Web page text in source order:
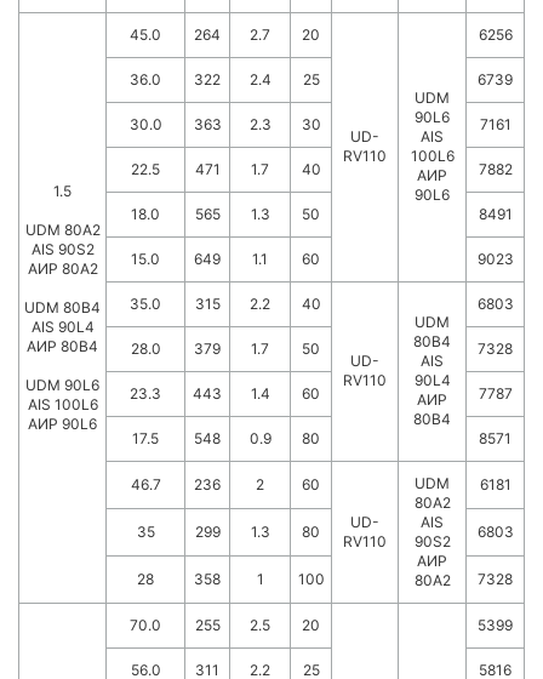
1.5
UDM 80A2
AIS 90S2
АИР 80А2
UDM 80B4
AIS 90L4
АИР 80В4
UDM 90L6
AIS 100L6
АИР 90L6
45.0 264 2.7 20
UD-
RV110
UDM
90L6
AIS
100L6
АИР
90L6
6256
36.0 322 2.4 25 6739
30.0 363 2.3 30 7161
22.5 471 1.7 40 7882
18.0 565 1.3 50 8491
15.0 649 1.1 60 9023
35.0 315 2.2 40
UD-
RV110
UDM
80B4
AIS
90L4
АИР
80В4
6803
28.0 379 1.7 50 7328
23.3 443 1.4 60 7787
17.5 548 0.9 80 8571
46.7 236 2 60
UD-
RV110
UDM
80A2
AIS
90S2
АИР
80А2
6181
35 299 1.3 80 6803
28 358 1 100 7328
70.0 255 2.5 20 5399
56.0 311 2.2 25 5816